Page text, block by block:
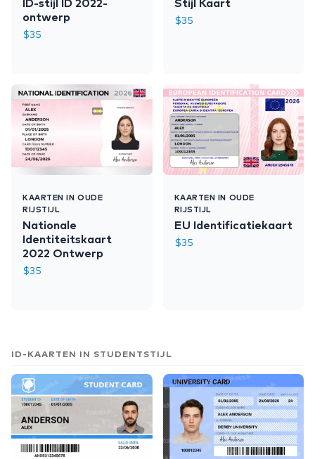
ID-stijl ID 2022-
ontwerp
$35
KAARTEN IN OUDE
RIJSTIJL
Nationale
Identiteitskaart
2022 Ontwerp
$35
Stijl Kaart
$35
KAARTEN IN OUDE
RIJSTIJL
EU Identificatiekaart
$35
ID-KAARTEN IN STUDENTSTIJL